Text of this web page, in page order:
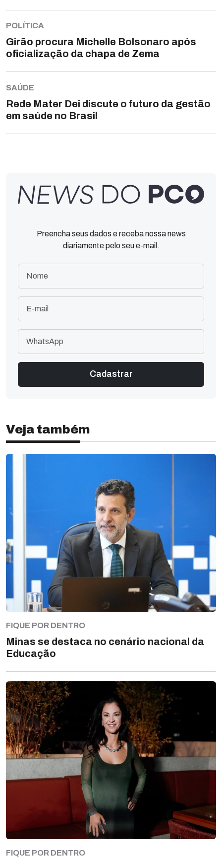
POLÍTICA
Girão procura Michelle Bolsonaro após
oficialização da chapa de Zema
SAÚDE
Rede Mater Dei discute o futuro da gestão
em saúde no Brasil
Preencha seus dados e receba nossa news
diariamente pelo seu e-mail.
Veja também
FIQUE POR DENTRO
Minas se destaca no cenário nacional da
Educação
FIQUE POR DENTRO